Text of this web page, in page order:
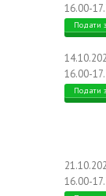
16.00-
Подати
16.00-
Подати
16.00-